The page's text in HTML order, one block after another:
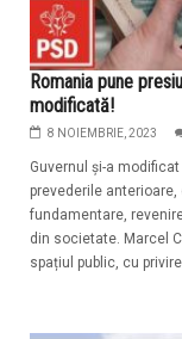
Romania pune
modificată!
8 NOIEMBRIE, 2023
Guvernul și-a
prevederile
fundamentare,
din societate. Marcel
spațiul public, cu